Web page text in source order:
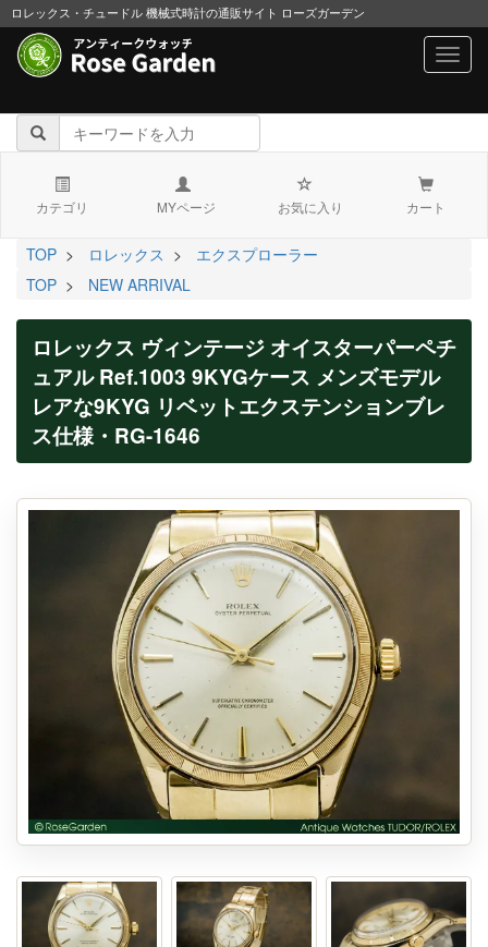
ロレックス・チュードル 機械式時計の通販サイト ローズガーデン
カテゴリ MYページ お気に入り カート
TOP > ロレックス >
エクスプローラー
TOP > NEW ARRIVAL
ロレックス ヴィンテージ オイスターパーペチ
ュアル Ref.1003 9KYGケース メンズモデル
レアな9KYG リベットエクステンションブレ
ス仕様・RG-1646